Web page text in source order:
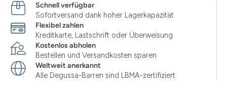
aktivieren.Schnell verfügbar
Sofortversand dank hoher Lagerkapazität
Flexibel zahlen
Kreditkarte, Lastschrift oder Überweisung
Kostenlos abholen
Bestellen und Versandkosten sparen
Weltweit anerkannt
Alle Degussa-Barren sind LBMA-zertifiziert